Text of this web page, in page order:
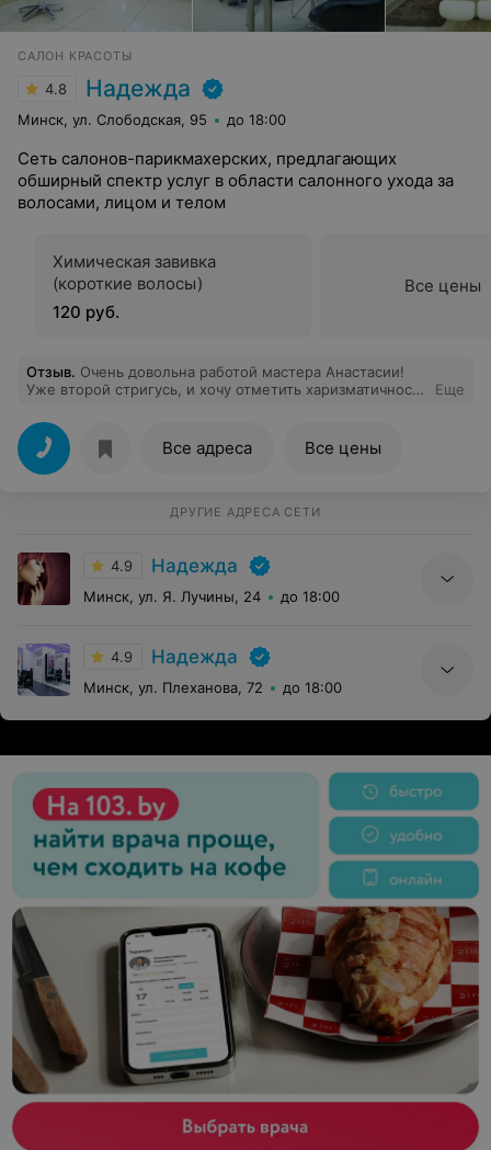
САЛОН КРАСОТЫ
4.8 Надежда
Минск, ул. Слободская, 95 до 18:00
Сеть салонов-парикмахерских, предлагающих
обширный спектр услуг в области салонного ухода за
волосами, лицом и телом
Химическая завивка
(короткие волосы)
120 руб.
Все цены
Отзыв. Очень довольна работой мастера Анастасии!
Уже второй стригусь, и хочу отметить харизматичность
процесса стрижки, аккуратность и что очень важно -
чувство стиля самого клиента. Стрижка получилась
просто восхитительная! Анастасия, творческих Вам
Еще
Все адреса Все цены
ДРУГИЕ АДРЕСА СЕТИ
4.9 Надежда
Минск, ул. Я. Лучины, 24 до 18:00
4.9 Надежда
Минск, ул. Плеханова, 72 до 18:00